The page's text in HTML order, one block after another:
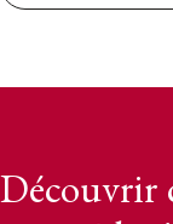
Découvrir